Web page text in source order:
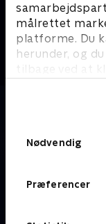
målrettet
platforme. Du
herunder, og
tilbage ved at
Nødvendig
Præferencer
Snyd din alder
Livsstil • 2 sæsoner